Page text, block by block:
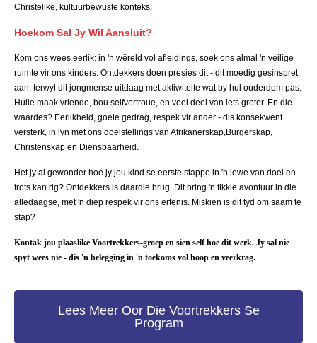
Christelike, kultuurbewuste konteks.
Hoekom Sal Jy Wil Aansluit?
Kom ons wees eerlik: in 'n wêreld vol afleidings, soek ons almal 'n veilige
ruimte vir ons kinders. Ontdekkers doen presies dit - dit moedig gesinspret
aan, terwyl dit jongmense uitdaag met aktiwiteite wat by hul ouderdom pas.
Hulle maak vriende, bou selfvertroue, en voel deel van iets groter. En die
waardes? Eerlikheid, goeie gedrag, respek vir ander - dis konsekwent
versterk, in lyn met ons doelstellings van Afrikanerskap,Burgerskap,
Christenskap en Diensbaarheid.
Het jy al gewonder hoe jy jou kind se eerste stappe in 'n lewe van doel en
trots kan rig? Ontdekkers is daardie brug. Dit bring 'n tikkie avontuur in die
alledaagse, met 'n diep respek vir ons erfenis. Miskien is dit tyd om saam te
stap?
Kontak jou plaaslike Voortrekkers-groep en sien self hoe dit werk. Jy sal nie
spyt wees nie - dis 'n belegging in 'n toekoms vol hoop en veerkrag.
Lees Meer Oor Die Voortrekkers Se
Program